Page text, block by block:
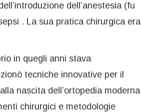
dell’anestesia (fu
. La sua pratica chirurgica era
in quegli anni stava
tecniche innovative per il
nascita dell’ortopedia moderna
chirurgici e metodologie